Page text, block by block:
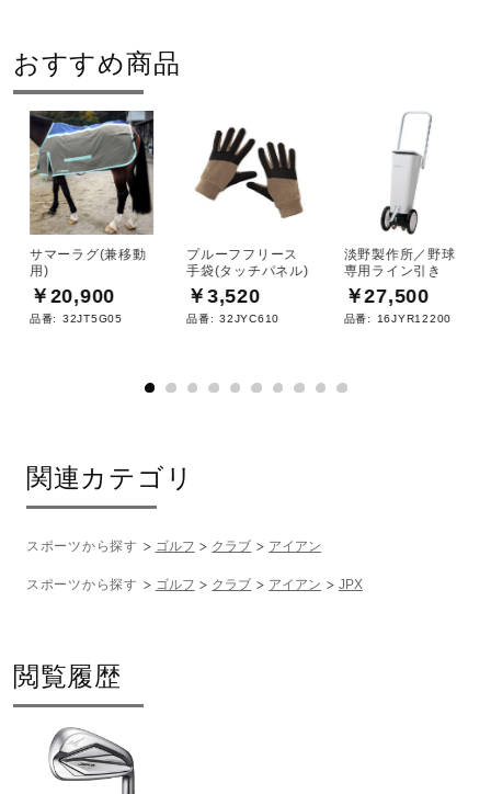
おすすめ商品
サマーラグ(兼移動
用)
￥20,900
品番: 32JT5G05
プルーフフリース
手袋(タッチパネル)
￥3,520
品番: 32JYC610
淡野製作所／野球
専用ライン引き
￥27,500
品番: 16JYR12200
関連カテゴリ
スポーツから探す ゴルフ クラブ アイアン
スポーツから探す ゴルフ クラブ アイアン JPX
閲覧履歴